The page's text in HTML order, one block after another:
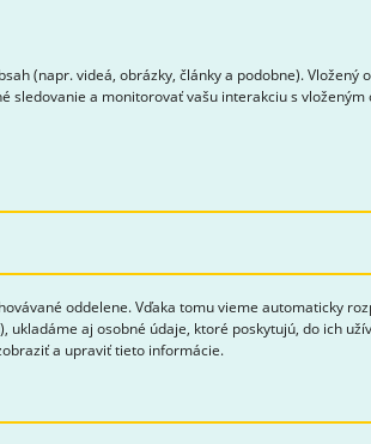
(napr. videá, obrázky, články a podobne).
sledovanie a monitorovať vašu interakciu s
oddelene. Vďaka tomu vieme automaticky
aj osobné údaje, ktoré poskytujú, do ich
a upraviť tieto informácie.